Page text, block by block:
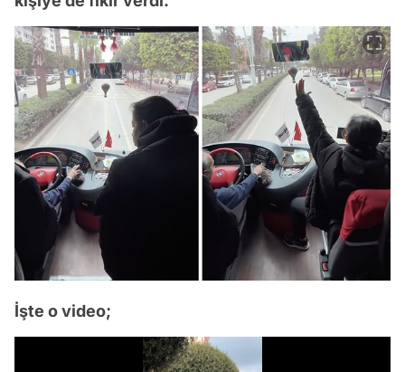
İşte o video;